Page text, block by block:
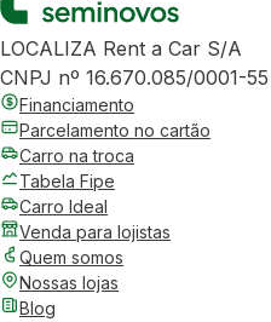
LOCALIZA Rent a Car S/A
CNPJ nº 16.670.085/0001-55
Financiamento
Parcelamento no cartão
Carro na troca
Tabela Fipe
Carro Ideal
Venda para lojistas
Quem somos
Nossas lojas
Blog